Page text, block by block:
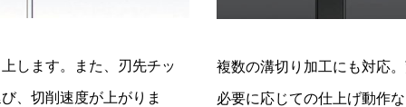
します。また、刃先チッ
、切削速度が上がりま
複数の溝切り加工にも対応
必要に応じての仕上げ動作